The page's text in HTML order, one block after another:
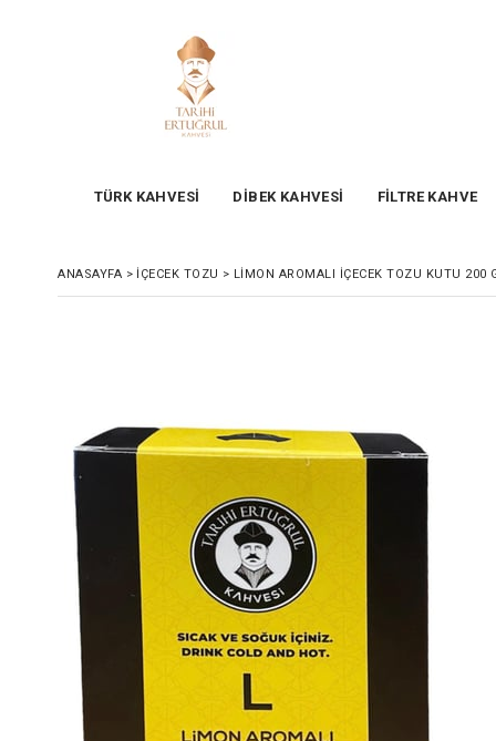
TÜRK KAHVESİ DİBEK KAHVESİ FİLTRE KAHVE
ANASAYFA > İÇECEK TOZU > LIMON AROMALI İÇECEK TOZU KUTU 200